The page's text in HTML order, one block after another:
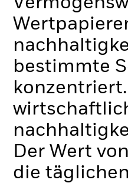
bestimmte
Der Wert
die